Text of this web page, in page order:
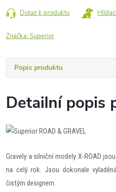
Dotaz k produktu
Značka:Superior
Popis produktu
Detailní popis
Gravely a silniční modely X-ROAD
na celý rok. Jsou dokonale
čistým designem.